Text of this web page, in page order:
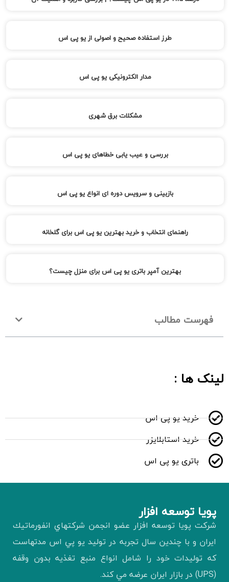
طرز استفاده صحیح و اصولی از یو پی اس
مدار الکترونیکی یو پی اس
مشکلات برق شهری
بررسی و عیب یابی خطاهای یو پی اس
بازبینی و سرویس دوره ای انواع یو پی اس
راهنمای انتخاب و خرید بهترین یو پی اس برای گلخانه
بهترین آمپر باتری یو پی اس برای منزل چیست؟
فهرست مطالب
لینک ها :
خرید یو پی اس
خرید استابلایزر
باتری یو پی اس
پويا توسعه افزار
شركت پويا توسعه افزار عضو انجمن شركتهاي انفورماتيك
ايران و با چندين سال تجربه در توليد يو پي اس مدتهاست
كه توليدات خود را شامل انواع منبع تغذيه بدون وقفه
(UPS) در بازار ايران عرضه مي كند.